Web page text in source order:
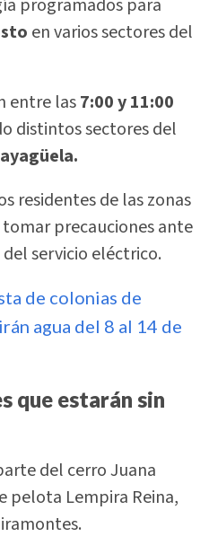
programados para
en varios sectores del
entre las7:00 y 11:00
distintos sectores del
residentes de las zonas
precauciones ante
servicio eléctrico.
de colonias de
agua del 8 al 14 de
que estarán sin
del cerro Juana
pelota Lempira Reina,